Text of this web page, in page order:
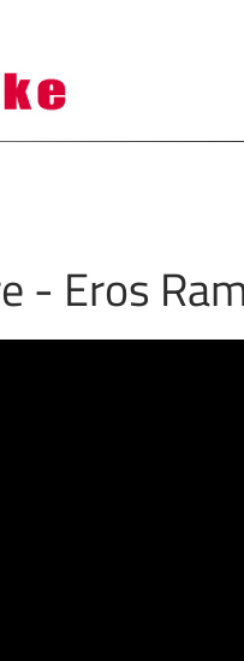
- Eros